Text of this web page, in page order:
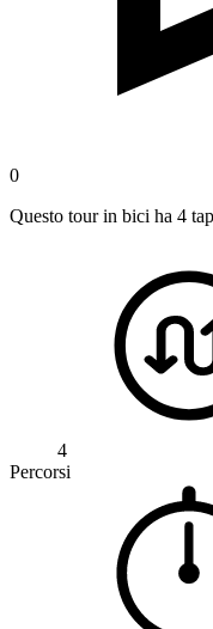
0
Questo tour in bici ha 4
4
Percorsi